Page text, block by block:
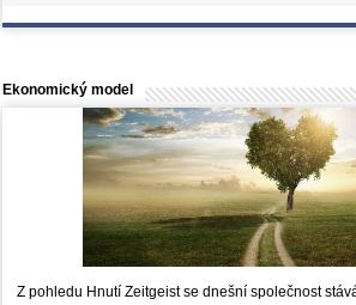
Ekonomický model
Z pohledu Hnutí Zeitgeist se dnešní společnost